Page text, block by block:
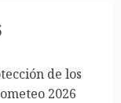
de los
2026